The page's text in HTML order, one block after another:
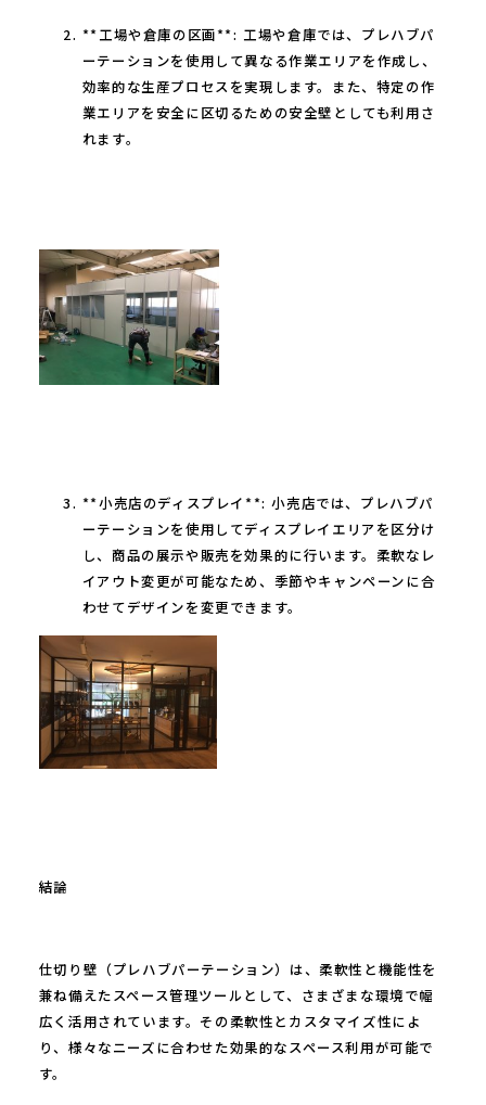
**工場や倉庫の区画**: 工場や倉庫では、プレハブパ
ーテーションを使用して異なる作業エリアを作成し、
効率的な生産プロセスを実現します。また、特定の作
業エリアを安全に区切るための安全壁としても利用さ
れます。
**小売店のディスプレイ**: 小売店では、プレハブパ
ーテーションを使用してディスプレイエリアを区分け
し、商品の展示や販売を効果的に行います。柔軟なレ
イアウト変更が可能なため、季節やキャンペーンに合
わせてデザインを変更できます。
結論
仕切り壁（プレハブパーテーション）は、柔軟性と機能性を
兼ね備えたスペース管理ツールとして、さまざまな環境で幅
広く活用されています。その柔軟性とカスタマイズ性によ
り、様々なニーズに合わせた効果的なスペース利用が可能で
す。